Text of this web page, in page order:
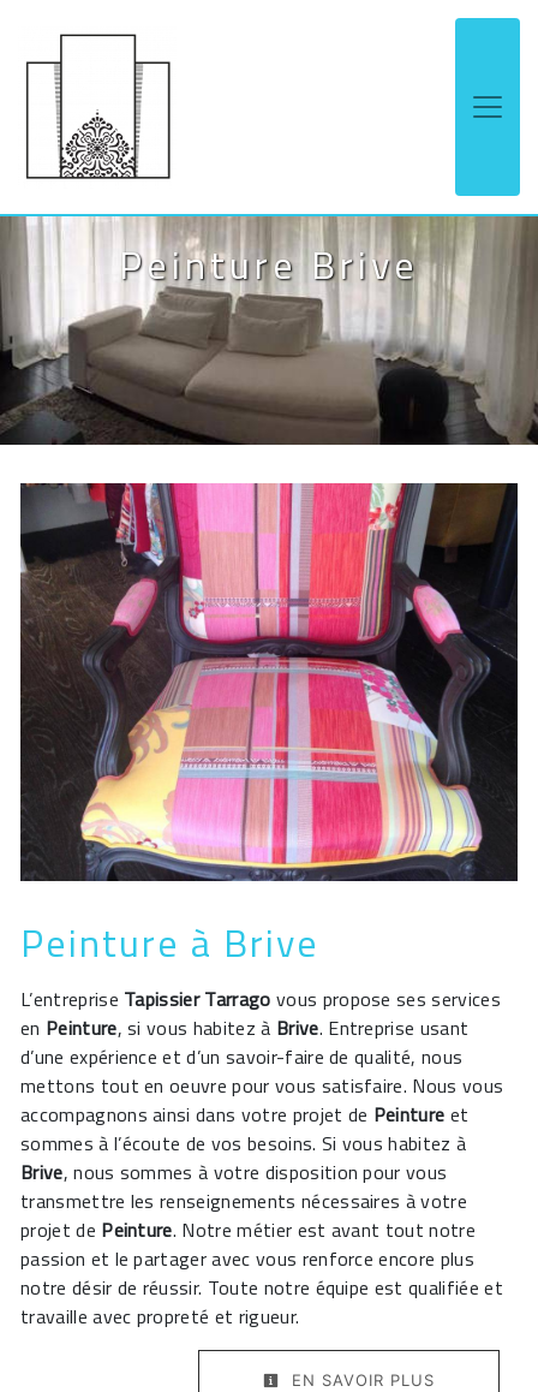
Peinture Brive
Peinture à Brive
L’entreprise Tapissier Tarrago vous propose ses services
en Peinture, si vous habitez à Brive. Entreprise usant
d’une expérience et d’un savoir-faire de qualité, nous
mettons tout en oeuvre pour vous satisfaire. Nous vous
accompagnons ainsi dans votre projet de Peinture et
sommes à l’écoute de vos besoins. Si vous habitez à
Brive, nous sommes à votre disposition pour vous
transmettre les renseignements nécessaires à votre
projet de Peinture. Notre métier est avant tout notre
passion et le partager avec vous renforce encore plus
notre désir de réussir. Toute notre équipe est qualifiée et
travaille avec propreté et rigueur.
EN SAVOIR PLUS